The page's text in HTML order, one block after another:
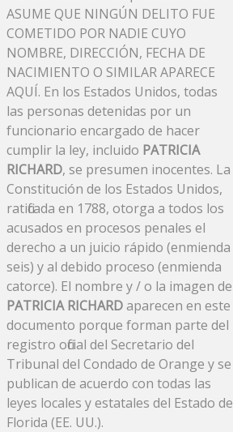
ASUME QUE NINGÚN DELITO FUE
COMETIDO POR NADIE CUYO
NOMBRE, DIRECCIÓN, FECHA DE
NACIMIENTO O SIMILAR APARECE
AQUÍ. En los Estados Unidos, todas
las personas detenidas por un
funcionario encargado de hacer
cumplir la ley, incluido PATRICIA
RICHARD, se presumen inocentes. La
Constitución de los Estados Unidos,
ratificada en 1788, otorga a todos los
acusados ​​en procesos penales el
derecho a un juicio rápido (enmienda
seis) y al debido proceso (enmienda
catorce). El nombre y / o la imagen de
PATRICIA RICHARDaparecen en este
documento porque forman parte del
registro oficial del Secretario del
Tribunal del Condado de Orange y se
publican de acuerdo con todas las
leyes locales y estatales del Estado de
Florida (EE. UU.).